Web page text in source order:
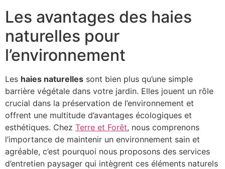
Les avantages des haies
naturelles pour
l’environnement
Les haies naturelles sont bien plus qu’une simple
barrière végétale dans votre jardin. Elles jouent un rôle
crucial dans la préservation de l’environnement et
offrent une multitude d’avantages écologiques et
esthétiques. Chez Terre et Forêt, nous comprenons
l’importance de maintenir un environnement sain et
agréable, c’est pourquoi nous proposons des services
d’entretien paysager qui intègrent ces éléments naturels